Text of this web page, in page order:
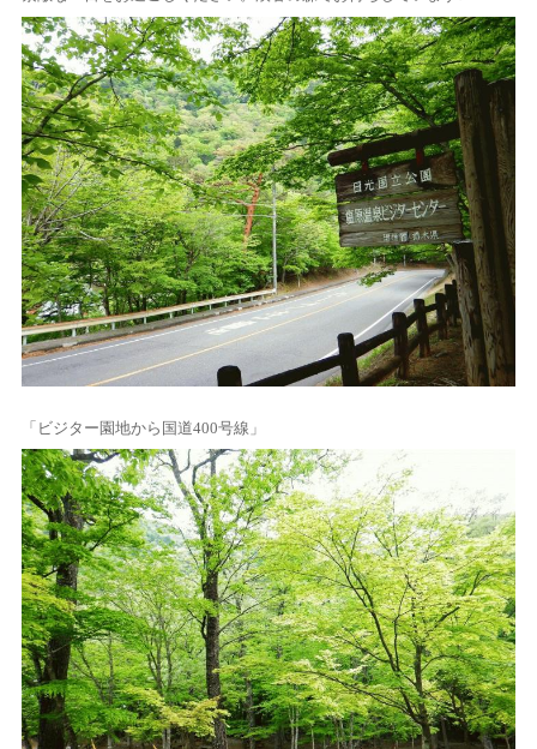
「ビジター園地から国道400号線」